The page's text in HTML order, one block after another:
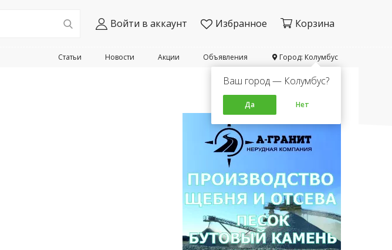
Войти в аккаунт Избранное Корзина
Город: Колумбус
Ваш город — Колумбус?
Да Нет
Объявления
Акции
Новости
Статьи